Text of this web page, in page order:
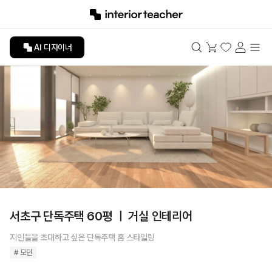
AI 디자이너
서초구 단독주택 60평 ㅣ 거실 인테리어
지인들을 초대하고 싶은 단독주택 홈 스타일링
# 모던